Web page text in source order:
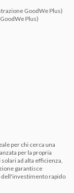
GoodWe Plus)
Plus)
per chi cerca una
per la propria
ad alta efficienza,
garantisce
dell'investimento rapido